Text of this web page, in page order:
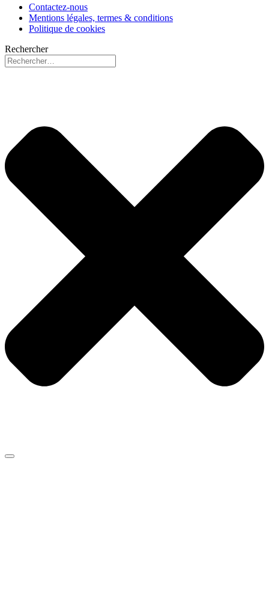
Contactez-nous
Mentions légales, termes & conditions
Politique de cookies
Rechercher